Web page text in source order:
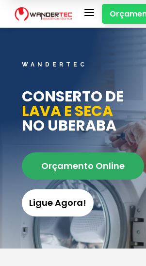
a
WANDERTEC
CONSERTO DE
LAVA E SECA
NO UBERABA
Orçamento Online
Ligue Agora!